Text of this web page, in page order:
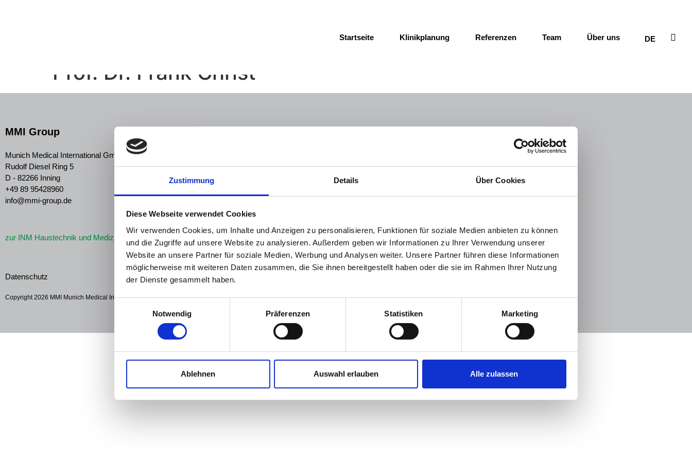
Zustimmung Details Über Cookies
Diese Webseite verwendet Cookies
Wir verwenden Cookies, um Inhalte und Anzeigen zu personalisieren, Funktionen für soziale Medien anbieten zu können
und die Zugriffe auf unsere Website zu analysieren. Außerdem geben wir Informationen zu Ihrer Verwendung unserer
Website an unsere Partner für soziale Medien, Werbung und Analysen weiter. Unsere Partner führen diese Informationen
möglicherweise mit weiteren Daten zusammen, die Sie ihnen bereitgestellt haben oder die sie im Rahmen Ihrer Nutzung
der Dienste gesammelt haben.
Notwendig
Präferenzen Statistiken Marketing
Ablehnen Auswahl erlauben Alle zulassen
Startseite Klinikplanung Referenzen Team Über uns DE
Prof. Dr. Frank Christ
MMI Group
Munich Medical International GmbH
Rudolf Diesel Ring 5
D - 82266 Inning
+49 89 95428960
info@mmi-group.de
Bahnhofstraße 37
zur INM Haustechnik und Medizinplanung GmbH
Datenschutz Impressum
Copyright 2026 MMI Munich Medical International GmbH